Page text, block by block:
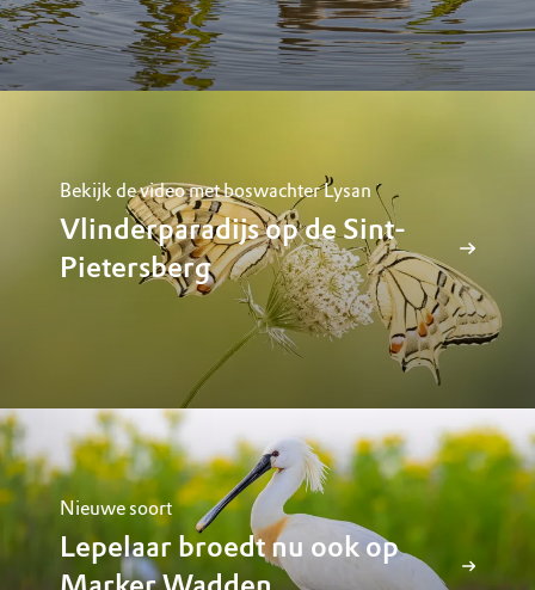
Bekijk de video met boswachter Lysan
Vlinderparadijs op de Sint-
Pietersberg
Nieuwe soort
Lepelaar broedt nu ook op